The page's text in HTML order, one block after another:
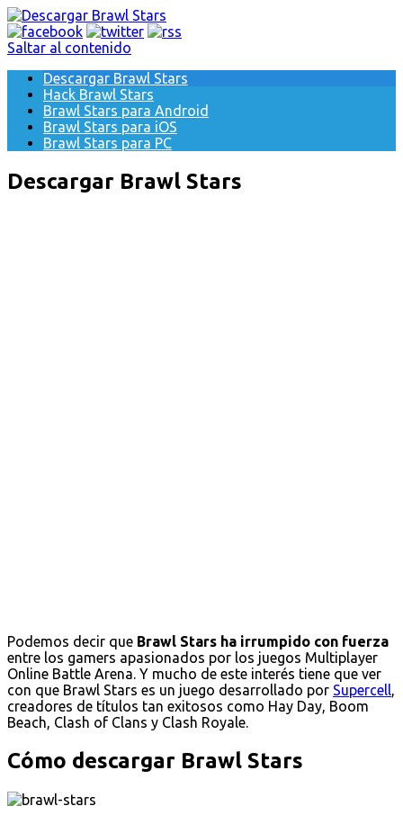
Saltar al contenido
Descargar Brawl Stars
Hack Brawl Stars
Brawl Stars para Android
Brawl Stars para iOS
Brawl Stars para PC
Descargar Brawl Stars
Podemos decir que Brawl Stars ha irrumpido con fuerza
entre los gamers apasionados por los juegos Multiplayer
Online Battle Arena. Y mucho de este interés tiene que ver
con que Brawl Stars es un juego desarrollado por Supercell,
creadores de títulos tan exitosos como Hay Day, Boom
Beach, Clash of Clans y Clash Royale.
Cómo descargar Brawl Stars